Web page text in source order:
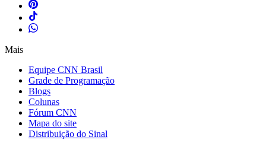
Mais
Equipe CNN Brasil
Grade de Programação
Blogs
Colunas
Fórum CNN
Mapa do site
Distribuição do Sinal